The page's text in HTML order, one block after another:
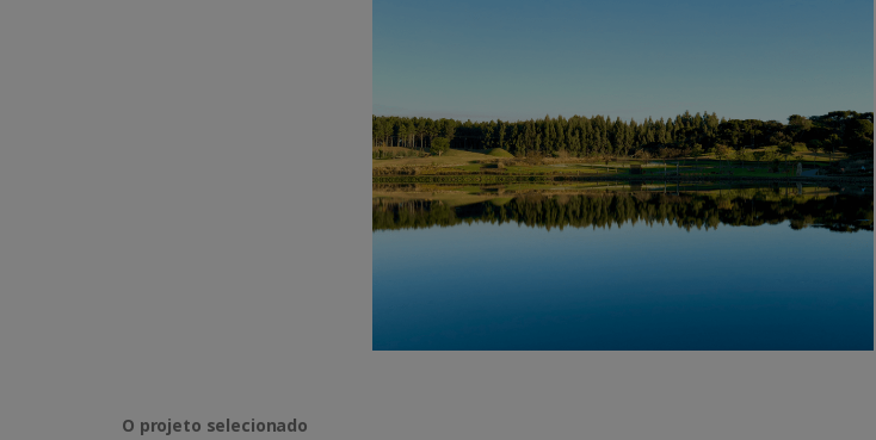
O projeto selecionado